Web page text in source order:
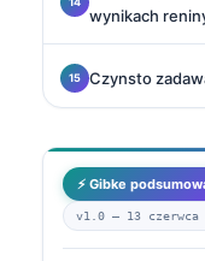
wynikach
Czynsto
⚡ Gibke
v1.0 — 13 czerwca